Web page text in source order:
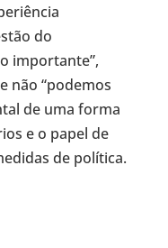
do
importante”,
não “podemos
de uma forma
e o papel de
de política.